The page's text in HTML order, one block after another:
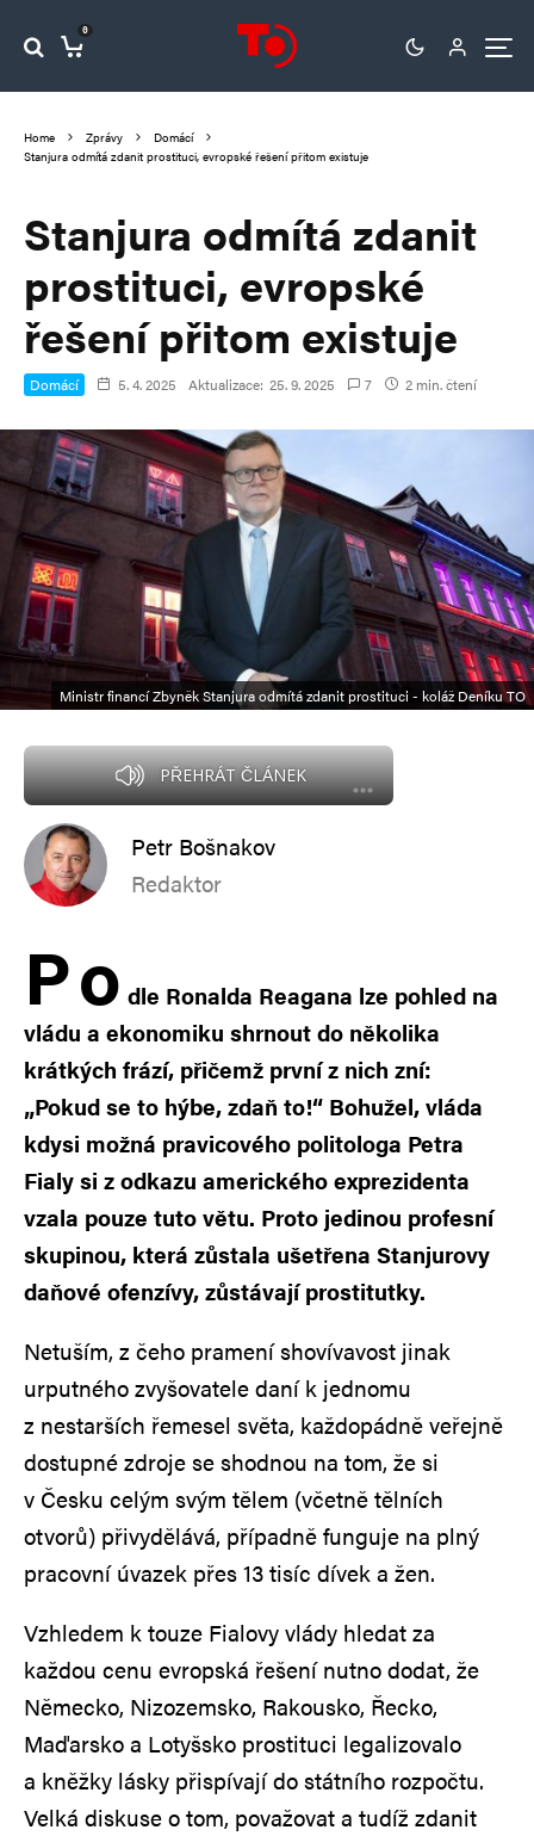
0
Home Zprávy
Domácí
Stanjura odmítá zdanit prostituci, evropské řešení přitom existuje
Stanjura odmítá zdanit
prostituci, evropské
řešení přitom existuje
Domácí 5. 4. 2025 Aktualizace: 25. 9. 2025 7 2 min. čtení
Ministr financí Zbyněk Stanjura odmítá zdanit prostituci - koláž Deníku TO
PŘEHRÁT ČLÁNEK
Petr Bošnakov
Redaktor
Po dle Ronalda Reagana lze pohled na
vládu a ekonomiku shrnout do několika
krátkých frází, přičemž první z nich zní:
„Pokud se to hýbe, zdaň to!“ Bohužel, vláda
kdysi možná pravicového politologa Petra
Fialy si z odkazu amerického exprezidenta
vzala pouze tuto větu. Proto jedinou profesní
skupinou, která zůstala ušetřena Stanjurovy
daňové ofenzívy, zůstávají prostitutky.
Netuším, z čeho pramení shovívavost jinak
urputného zvyšovatele daní k jednomu
z nestarších řemesel světa, každopádně veřejně
dostupné zdroje se shodnou na tom, že si
v Česku celým svým tělem (včetně tělních
otvorů) přivydělává, případně funguje na plný
pracovní úvazek přes 13 tisíc dívek a žen.
Vzhledem k touze Fialovy vlády hledat za
každou cenu evropská řešení nutno dodat, že
Německo, Nizozemsko, Rakousko, Řecko,
Maďarsko a Lotyšsko prostituci legalizovalo
a kněžky lásky přispívají do státního rozpočtu.
Velká diskuse o tom, považovat a tudíž zdanit